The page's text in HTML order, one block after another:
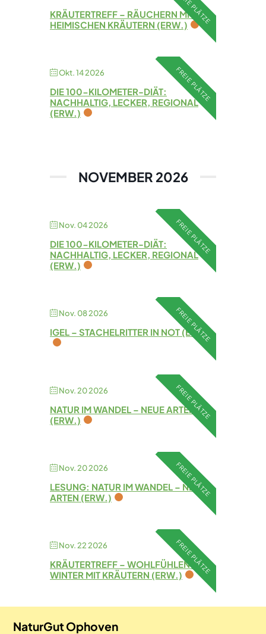
KRÄUTERTREFF – RÄUCHERN MIT
HEIMISCHEN KRÄUTERN (ERW.)
Okt. 14 2026 FREIE PLÄTZE
DIE 100-KILOMETER-DIÄT:
NACHHALTIG, LECKER, REGIONAL
(ERW.)
NOVEMBER 2026
Nov. 04 2026 FREIE PLÄTZE
DIE 100-KILOMETER-DIÄT:
NACHHALTIG, LECKER, REGIONAL
(ERW.)
Nov. 08 2026 FREIE PLÄTZE
IGEL – STACHELRITTER IN NOT (ERW.)
Nov. 20 2026 FREIE PLÄTZE
NATUR IM WANDEL – NEUE ARTEN
(ERW.)
Nov. 20 2026 FREIE PLÄTZE
LESUNG: NATUR IM WANDEL – NEUE
ARTEN (ERW.)
Nov. 22 2026 FREIE PLÄTZE
KRÄUTERTREFF – WOHLFÜHLEN IM
WINTER MIT KRÄUTERN (ERW.)
NaturGut Ophoven